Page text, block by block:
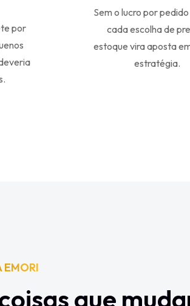
por
Sem o lucro por
cada escolha de
estoque vira aposta
estratégia.
EMORI
que